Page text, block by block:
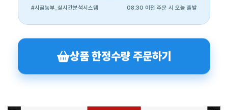
#시골농부_실시간분석시스템 08:30 이전 주문 시 오늘 출발
상품 한정수량 주문하기